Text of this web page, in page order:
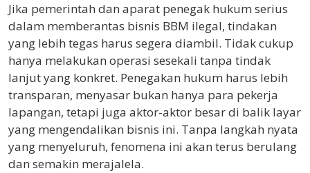
Jika pemerintah dan aparat penegak hukum serius
dalam memberantas bisnis BBM ilegal, tindakan
yang lebih tegas harus segera diambil. Tidak cukup
hanya melakukan operasi sesekali tanpa tindak
lanjut yang konkret. Penegakan hukum harus lebih
transparan, menyasar bukan hanya para pekerja
lapangan, tetapi juga aktor-aktor besar di balik layar
yang mengendalikan bisnis ini. Tanpa langkah nyata
yang menyeluruh, fenomena ini akan terus berulang
dan semakin merajalela.